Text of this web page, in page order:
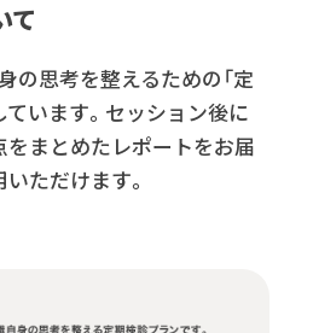
て
の思考を整えるための「定
います。セッション後に
をまとめたレポートをお届
ただけます。